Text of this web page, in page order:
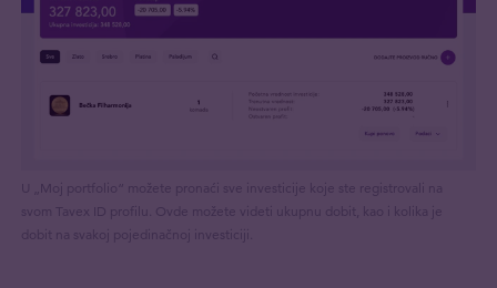
U „Moj portfolio“ možete pronaći sve investicije koje ste registrovali na
svom Tavex ID profilu. Ovde možete videti ukupnu dobit, kao i kolika je
dobit na svakoj pojedinačnoj investiciji.